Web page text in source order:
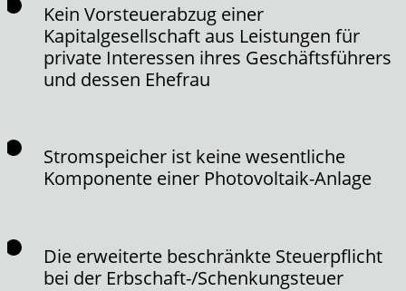
Kein Vorsteuerabzug einer
Kapitalgesellschaft aus Leistungen für
private Interessen ihres Geschäftsführers
und dessen Ehefrau
Stromspeicher ist keine wesentliche
Komponente einer Photovoltaik-Anlage
Die erweiterte beschränkte Steuerpflicht
bei der Erbschaft-/Schenkungsteuer